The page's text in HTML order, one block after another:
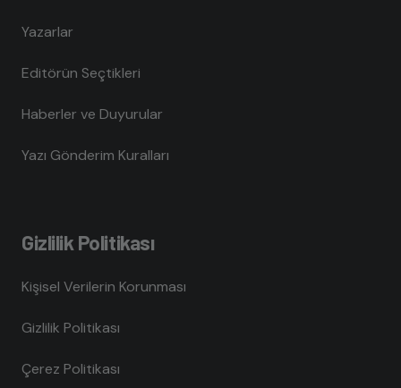
Yazarlar
Editörün Seçtikleri
Haberler ve Duyurular
Yazı Gönderim Kuralları
Gizlilik Politikası
Kişisel Verilerin Korunması
Gizlilik Politikası
Çerez Politikası